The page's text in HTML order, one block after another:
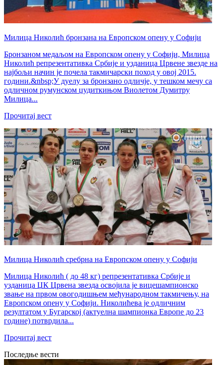
Милица Николић бронзана на Европском опену у Софији
Бронзаном медаљом на Европском опену у Софији, Милица
Николић репрезентативка Србије и узданица Црвене звезде на
најбољи начин је почела такмичарски поход у овој 2015.
години.&nbsp;У дуелу за бронзано одличје, у тешком мечу са
одличном румунском џудиткињом Виолетом Думитру
Милица...
Прочитај вест
Милица Николић сребрна на Европском опену у Софији
Милица Николић ( до 48 кг) репрезентативка Србије и
узданица ЏК Црвена звезда освојила је вицешампионско
звање на првом овогодишњем међународном такмичењу, на
Европском опену у Софији. Николићева је одличним
резултатом у Бугарској (актуелна шампионка Европе до 23
године) потврдила...
Прочитај вест
Последње вести